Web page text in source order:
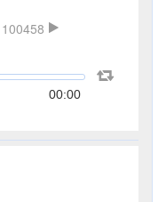
100458
00:00